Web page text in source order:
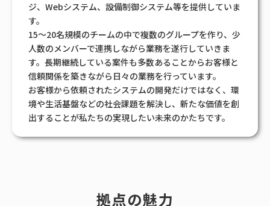
ジ、Webシステム、設備制御システム等を提供していま
す。
15～20名規模のチームの中で複数のグループを作り、少
人数のメンバーで連携しながら業務を遂行していきま
す。長期継続している案件も多数あることからお客様と
信頼関係を築きながら日々の業務を行っています。
お客様から依頼されたシステムの開発だけではなく、環
境や生活基盤などの社会課題を解決し、新たな価値を創
出することが私たちの実現したい未来のかたちです。
拠点の魅力